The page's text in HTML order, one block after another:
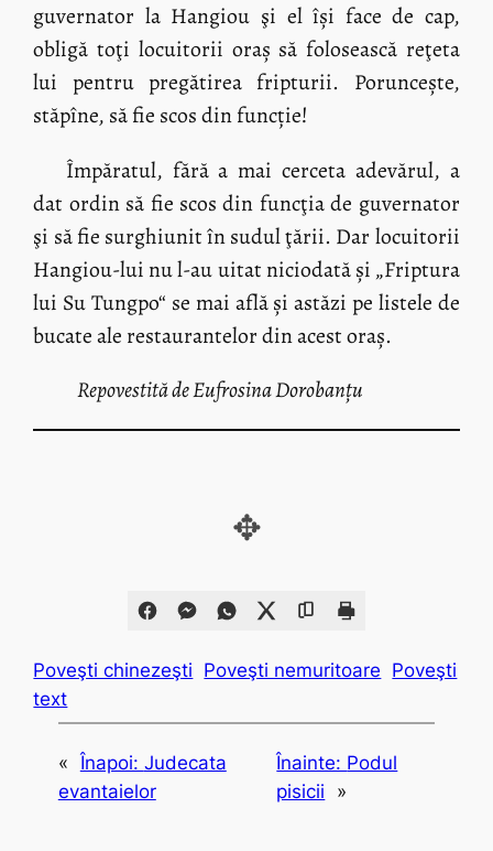
guvernator la Hangiou şi el își face de cap,
obligă toţi locuitorii oraș să folosească reţeta
lui pentru pregătirea fripturii. Poruncește,
stăpîne, să fie scos din funcție!
Împăratul, fără a mai cerceta adevărul, a
dat ordin să fie scos din funcţia de guvernator
şi să fie surghiunit în sudul ţării. Dar locuitorii
Hangiou-lui nu l-au uitat niciodată și „Friptura
lui Su Tungpo“ se mai află și astăzi pe listele de
bucate ale restaurantelor din acest oraș.
Repovestită de Eufrosina Dorobanțu
✥
Poveşti chinezeşti Poveşti nemuritoare Poveşti
text
« Înapoi: Judecata
evantaielor
Înainte: Podul
pisicii
»